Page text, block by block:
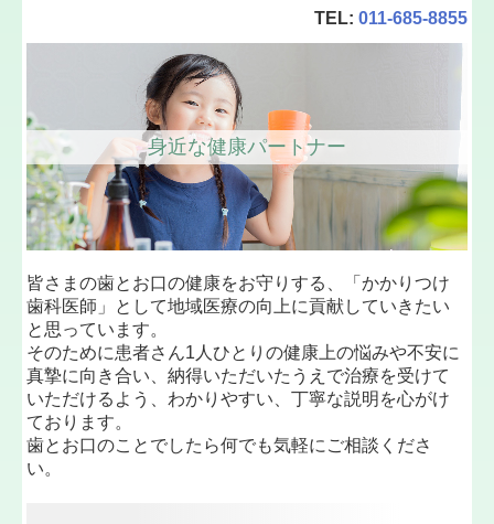
TEL: 011-685-8855
身近な健康パートナー
皆さまの歯とお口の健康をお守りする、「かかりつけ
歯科医師」として地域医療の向上に貢献していきたい
と思っています。
そのために患者さん1人ひとりの健康上の悩みや不安に
真摯に向き合い、納得いただいたうえで治療を受けて
いただけるよう、わかりやすい、丁寧な説明を心がけ
ております。
歯とお口のことでしたら何でも気軽にご相談くださ
い。